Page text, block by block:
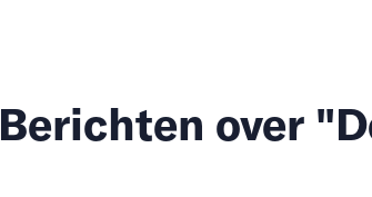
Berichten over